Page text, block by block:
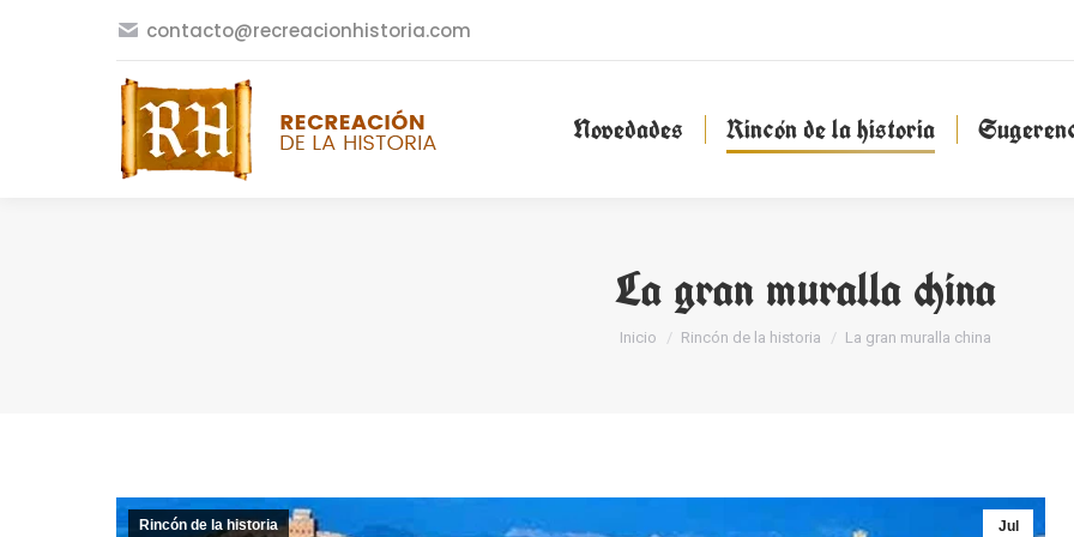
contacto@recreacionhistoria.com
Novedades Rincón de la historia
La gran muralla china
Estás aquí:
Inicio Rincón de la historia La gran muralla china
Jul
Rincón de la historia
Novedades Rincón de la historia